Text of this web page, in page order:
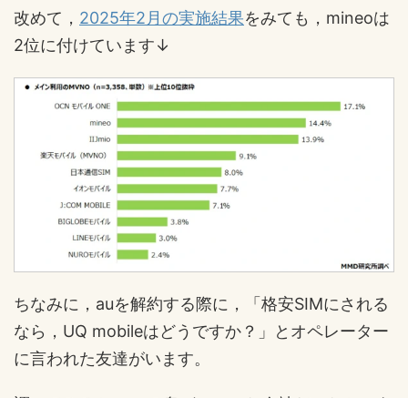
改めて， 2025年2月の実施結果をみても，mineoは
2位に付けています↓
ちなみに，auを解約する際に，「格安SIMにされる
なら，UQ mobileはどうですか？」とオペレーター
に言われた友達がいます。